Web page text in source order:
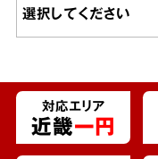
対応エリア
近畿一円